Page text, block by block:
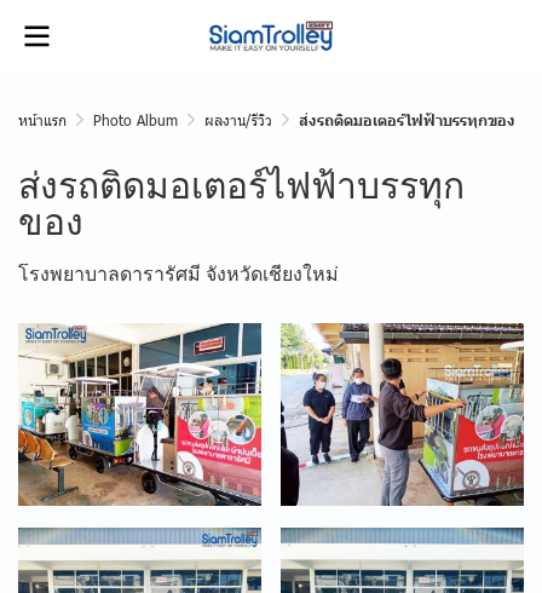
หน้าแรก Photo Album ผลงาน/รีวิว ส่งรถติดมอเตอร์ไฟฟ้าบรรทุกของ
ส่งรถติดมอเตอร์ไฟฟ้าบรรทุก
ของ
โรงพยาบาลดารารัศมี จังหวัดเชียงใหม่